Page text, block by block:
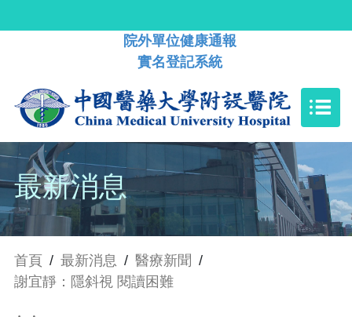
院外單位健康通報
實名登記系統
最新消息
首頁 / 最新消息 / 醫療新聞 /
謝宜靜：隱斜視 閱讀困難